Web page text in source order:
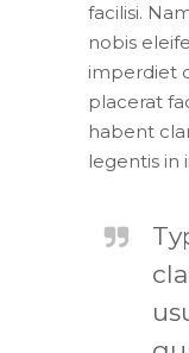
facilisi.
nobis
imperdiet
placerat
habent
legentis in